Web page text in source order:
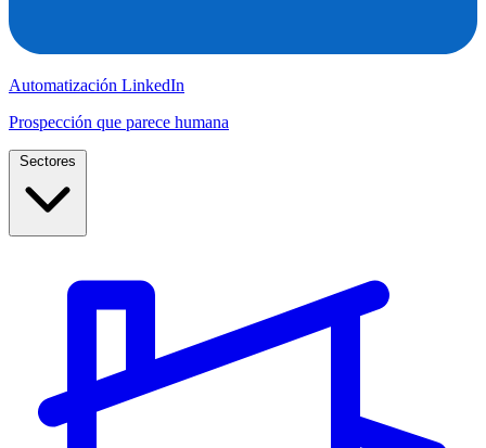
Automatización LinkedIn
Prospección que parece humana